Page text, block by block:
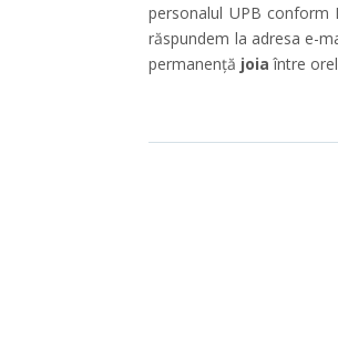
personalul UPB conform
răspundem la adresa e-
permanență joia între